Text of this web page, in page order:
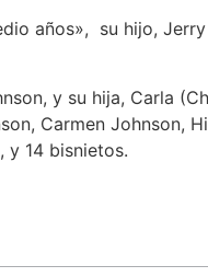
años», su hijo,
y su hija, Carla
Carmen Johnson,
y 14 bisnietos.